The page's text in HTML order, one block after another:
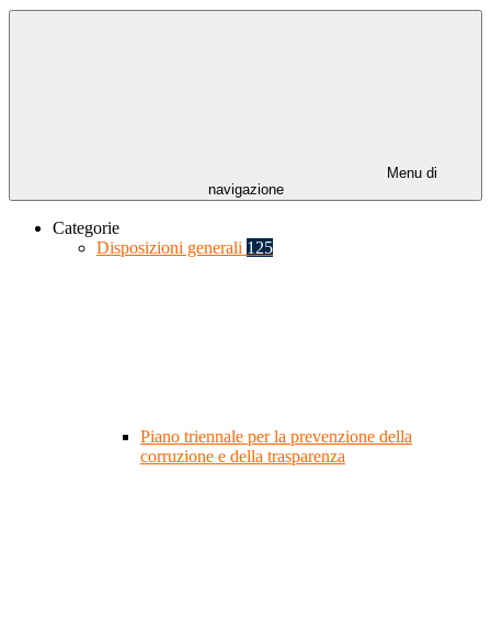
Menu di
navigazione
Categorie
Disposizioni generali 125
Piano triennale per la prevenzione della
corruzione e della trasparenza